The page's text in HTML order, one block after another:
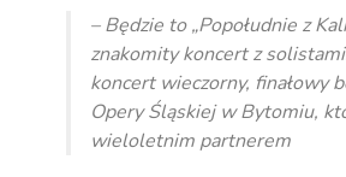
dźwiękowych– Będzie to „Popołudnie z
znakomity koncert z
koncert wieczorny, finałowy
Opery Śląskiej w Bytomiu,
wieloletnim partnerem